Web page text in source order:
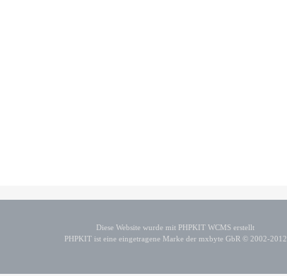
Diese Website wurde mit PHPKIT WCMS erstellt
PHPKIT ist eine eingetragene Marke der mxbyte GbR © 2002-2012